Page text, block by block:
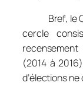
Bref, le
cercle
(2014 à
d’élections